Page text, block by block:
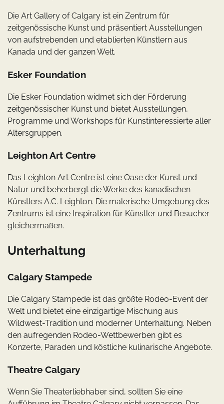
Die Art Gallery of Calgary ist ein Zentrum für
zeitgenössische Kunst und präsentiert Ausstellungen
von aufstrebenden und etablierten Künstlern aus
Kanada und der ganzen Welt.
Esker Foundation
Die Esker Foundation widmet sich der Förderung
zeitgenössischer Kunst und bietet Ausstellungen,
Programme und Workshops für Kunstinteressierte aller
Altersgruppen.
Leighton Art Centre
Das Leighton Art Centre ist eine Oase der Kunst und
Natur und beherbergt die Werke des kanadischen
Künstlers A.C. Leighton. Die malerische Umgebung des
Zentrums ist eine Inspiration für Künstler und Besucher
gleichermaßen.
Unterhaltung
Calgary Stampede
Die Calgary Stampede ist das größte Rodeo-Event der
Welt und bietet eine einzigartige Mischung aus
Wildwest-Tradition und moderner Unterhaltung. Neben
den aufregenden Rodeo-Wettbewerben gibt es
Konzerte, Paraden und köstliche kulinarische Angebote.
Theatre Calgary
Wenn Sie Theaterliebhaber sind, sollten Sie eine